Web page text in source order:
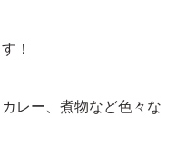
！
レー、煮物など色々な